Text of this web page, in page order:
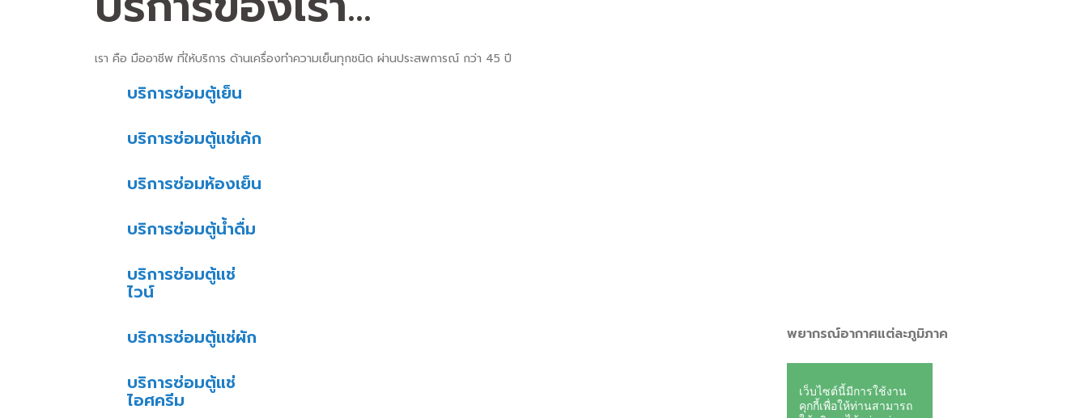
เรา คือ มืออาชีพ ที่ให้บริการ ด้านเครื่องทำความเย็นทุกชนิด ผ่านประสพการณ์ กว่า 45 ปี
บริการซ่อมตู้เย็น
บริการซ่อมตู้แช่เค้ก
บริการซ่อมห้องเย็น
บริการซ่อมตู้น้ำดื่ม
บริการซ่อมตู้แช่
ไวน์
บริการซ่อมตู้แช่ผัก
บริการซ่อมตู้แช่
ไอศครีม
พยากรณ์อากาศแต่ละภูมิภาค